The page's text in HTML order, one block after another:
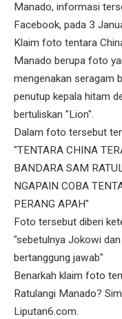
Manado, informasi
Facebook, pada 3
Klaim foto tentara
Manado berupa foto
mengenakan seragam
penutup kepala hitam
bertuliskan "Lion".
Dalam foto tersebut
"TENTARA CHINA
BANDARA SAM
NGAPAIN COBA
PERANG APAH"
Foto tersebut diberi
"sebetulnya Jokowi
bertanggung jawab"
Benarkah klaim foto
Ratulangi Manado?
Liputan6.com.